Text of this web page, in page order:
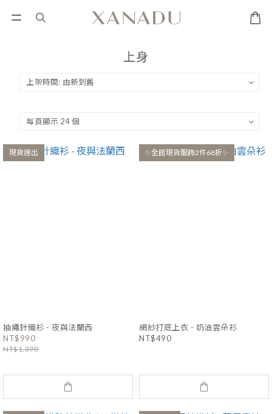
上身
現貨速出
抽繩針織衫 - 夜與法蘭西
NT$990
NT$1,390
✨全館現貨服飾2件68折✨
網紗打底上衣 - 奶油雲朵衫
NT$490